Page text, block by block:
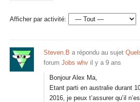
Afficher par activité:
Steven.B a répondu au sujet
forum Jobs whv il y a 9 ans
Bonjour Alex Ma,
Etant parti en australie durant
2016, je peux t’assurer qu’il